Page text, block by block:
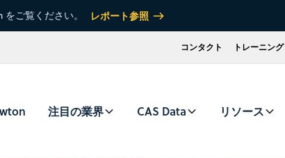
ご覧ください。 レポート参照
コンタクト トレーニング
注目の業界 CAS Data リソース